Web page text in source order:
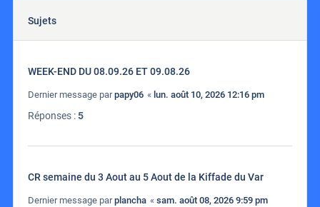
Sujets
WEEK-END DU 08.09.26 ET 09.08.26
Dernier message parpapy06 « lun. août 10, 2026 12:16 pm
Réponses :5
CR semaine du 3 Aout au 5 Aout de la Kiffade du Var
Dernier message parplancha « sam. août 08, 2026 9:59 pm